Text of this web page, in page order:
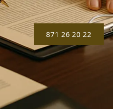
871 26 20 22